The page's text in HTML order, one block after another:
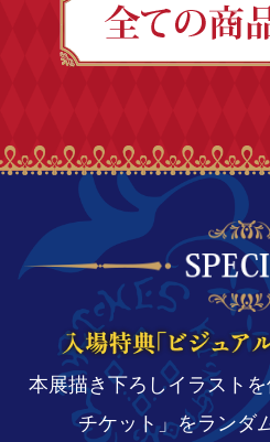
本展描き下ろしイラスト
チケット」をランダ